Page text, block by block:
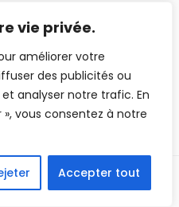
vie privée.
améliorer votre
des publicités ou
analyser notre trafic. En
vous consentez à notre
Accepter tout
Suivant